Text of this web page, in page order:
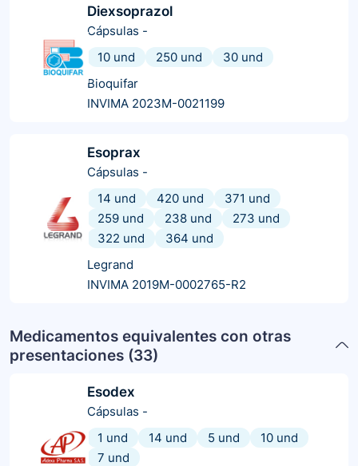
Diexsoprazol
Cápsulas -
10 und
250 und
30 und
Bioquifar
INVIMA 2023M-0021199
Esoprax
Cápsulas -
14 und
420 und
371 und
259 und
238 und
273 und
322 und
364 und
Legrand
INVIMA 2019M-0002765-R2
Medicamentos equivalentes con otras
presentaciones (33)
Esodex
Cápsulas -
1 und
14 und 5 und
10 und
7 und